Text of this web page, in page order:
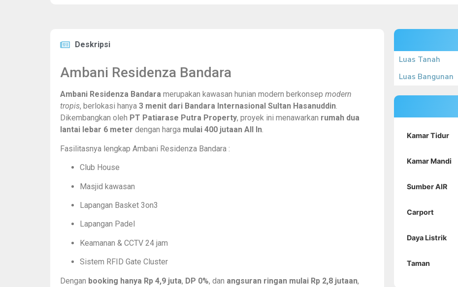
Deskripsi
Ambani Residenza Bandara
Ambani Residenza Bandara merupakan kawasan hunian modern berkonsep modern
tropis, berlokasi hanya 3 menit dari Bandara Internasional Sultan Hasanuddin.
Dikembangkan oleh PT Patiarase Putra Property, proyek ini menawarkan rumah dua
lantai lebar 6 meter dengan harga mulai 400 jutaan All In.
Fasilitasnya lengkap Ambani Residenza Bandara :
Club House
Masjid kawasan
Lapangan Basket 3on3
Lapangan Padel
Keamanan & CCTV 24 jam
Sistem RFID Gate Cluster
Dengan booking hanya Rp 4,9 juta, DP 0%, dan angsuran ringan mulai Rp 2,8 jutaan,
Luas Tanah
Luas Bangunan
Kamar Tidur
Kamar Mandi
Sumber AIR
Carport
Daya Listrik
Taman